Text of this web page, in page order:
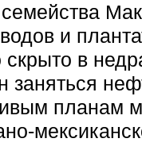
и
скрыто в
заняться
планам